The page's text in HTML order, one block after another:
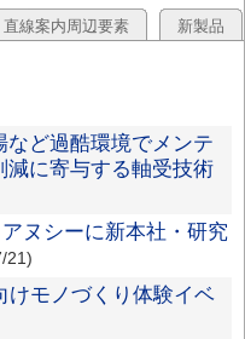
直線案内周辺要素 新製品
ど過酷環境でメンテ
に寄与する軸受技術
ヌシーに新本社・研究
21)
けモノづくり体験イベ